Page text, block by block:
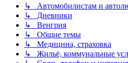
↳ Автомобилистам и
↳ Дневники
↳ Венгрия
↳ Общие темы
↳ Медицина, страховка
↳ Жильё, коммунальные